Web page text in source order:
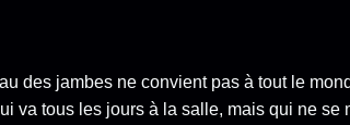
des jambes ne convient pas à tout le
va tous les jours à la salle, mais qui ne se